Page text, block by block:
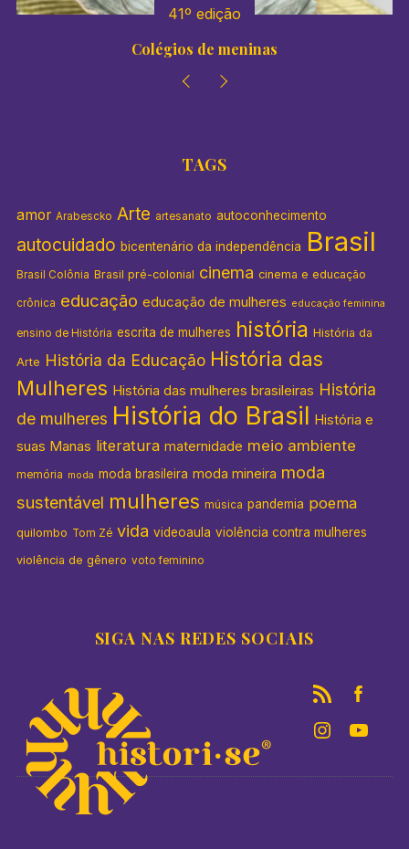
41º edição
Colégios de meninas
TAGS
amor Arabescko Arte artesanato autoconhecimento
autocuidado bicentenário da independência Brasil
Brasil Colônia Brasil pré-colonial cinema cinema e educação
crônica educação educação de mulheres educação feminina
ensino de História escrita de mulheres história História da
Arte História da Educação História das
Mulheres História das mulheres brasileiras História
de mulheres História do Brasil História e
suas Manas literatura maternidade meio ambiente
memória moda moda brasileira moda mineira moda
sustentável mulheres música pandemia poema
quilombo Tom Zé vida videoaula violência contra mulheres
violência de gênero voto feminino
SIGA NAS REDES SOCIAIS